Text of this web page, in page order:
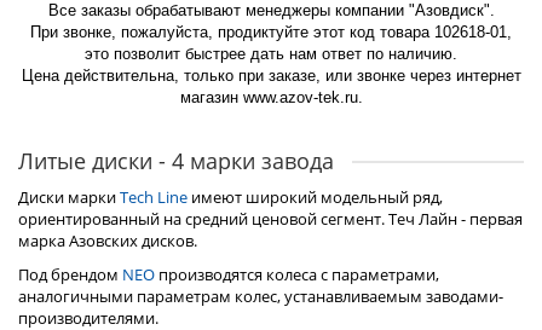
Все заказы обрабатывают менеджеры компании "Азовдиск".
При звонке, пожалуйста, продиктуйте этот код товара 102618-01,
это позволит быстрее дать нам ответ по наличию.
Цена действительна, только при заказе, или звонке через интернет
магазин www.azov-tek.ru.
Литые диски - 4 марки завода
Диски маркиTech Line имеют широкий модельный ряд,
ориентированный на средний ценовой сегмент. Теч Лайн - первая
марка Азовских дисков.
Под брендом NEO производятся колеса с параметрами,
аналогичными параметрам колес, устанавливаемым заводами-
производителями.